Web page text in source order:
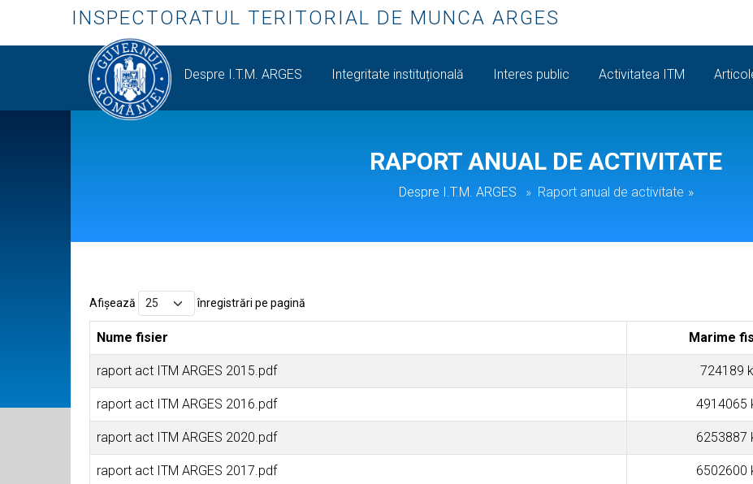
INSPECTORATUL TERITORIAL DE MUNCA ARGES
Despre I.T.M. ARGES Integritate instituțională Interes public Activitatea ITM
RAPORT ANUAL DE ACTIVITATE
Despre I.T.M. ARGES Raport anual de activitate »
Afișează înregistrări pe pagină
Nume fisier Marime
raport act ITM ARGES 2015.pdf 724189
raport act ITM ARGES 2016.pdf 4914065
raport act ITM ARGES 2020.pdf 6253887
raport act ITM ARGES 2017.pdf 6502600